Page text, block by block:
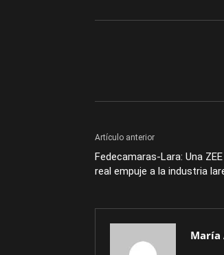
Artículo anterior
Fedecamaras-Lara: Una
real empuje a la industria
María